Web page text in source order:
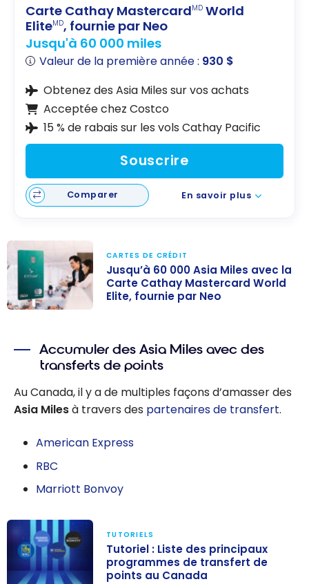
Carte Cathay MastercardMD World
EliteMD, fournie par Neo
Jusqu'à 60 000 miles
Valeur de la première année : 930 $
Obtenez des Asia Miles sur vos achats
Acceptée chez Costco
15 % de rabais sur les vols Cathay Pacific
Souscrire
Comparer En savoir plus
la Carte
Cathay
Mastercard
World Elite,
CARTES DE CRÉDIT
Jusqu’à 60 000 Asia Miles avec la
Carte Cathay Mastercard World
Elite, fournie par Neo
Accumuler des Asia Miles avec des
transferts de points
Au Canada, il y a de multiples façons d’amasser des
Asia Milesà travers des partenaires de transfert.
American Express
RBC
Marriott Bonvoy
TUTORIELS
Tutoriel : Liste des principaux
programmes de transfert de
points au Canada